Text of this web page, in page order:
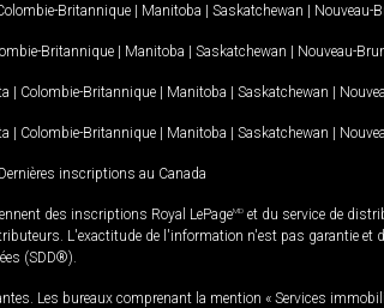
Britannique | Manitoba | Saskatchewan | Nouveau-
Britannique | Manitoba | Saskatchewan | Nouveau-
| Colombie-Britannique | Manitoba | Saskatchewan |
| Colombie-Britannique | Manitoba | Saskatchewan |
Dernières inscriptions au Canada
des inscriptions Royal LePageMD et du service de
L'exactitude de l'information n'est pas garantie
(SDD®).
Les bureaux comprenant la mention « Services